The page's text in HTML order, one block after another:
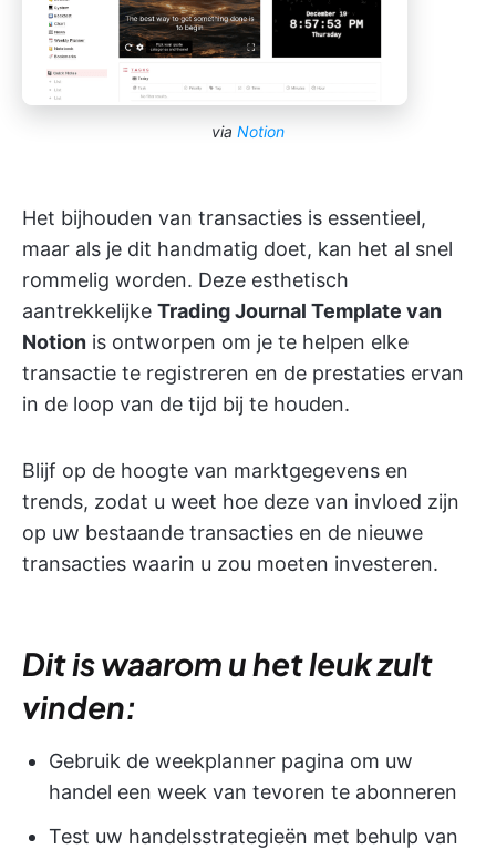
via Notion
Het bijhouden van transacties is essentieel,
maar als je dit handmatig doet, kan het al snel
rommelig worden. Deze esthetisch
aantrekkelijke Trading Journal Template van
Notion is ontworpen om je te helpen elke
transactie te registreren en de prestaties ervan
in de loop van de tijd bij te houden.
Blijf op de hoogte van marktgegevens en
trends, zodat u weet hoe deze van invloed zijn
op uw bestaande transacties en de nieuwe
transacties waarin u zou moeten investeren.
Dit is waarom u het leuk zult
vinden:
Gebruik de weekplanner pagina om uw
handel een week van tevoren te abonneren
Test uw handelsstrategieën met behulp van